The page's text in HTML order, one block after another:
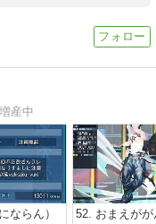
産中
ならん） 52. おまえがが